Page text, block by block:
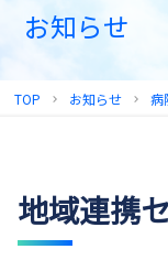
地域連携センター
お知らせ
TOP chevron_right お知らせ chevron_right 病
地域連携